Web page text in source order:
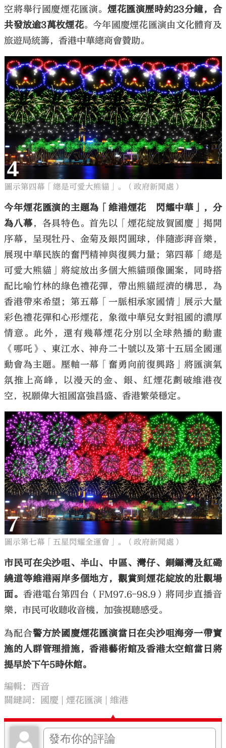
空將舉行國慶煙花匯演。 煙花匯演歷時約23分鐘，合
共發放逾3萬枚煙花。今年國慶煙花匯演由文化體育及
旅遊局統籌，香港中華總商會贊助。
圖示第四幕「總是可愛大熊貓」。（政府新聞處）
今年煙花匯演的主題為「維港煙花 閃耀中華」，分
為八幕，各具特色。首先以「煙花綻放賀國慶」揭開
序幕，呈現牡丹、金菊及銀閃圓球，伴隨澎湃音樂，
展現中華民族的奮鬥精神與復興力量；第四幕「總是
可愛大熊貓」將綻放出多個大熊貓頭像圖案，同時搭
配比喻竹林的綠色禮花彈，帶出熊貓經濟的構思，為
香港帶來希望；第五幕「一脈相承家國情」展示大量
彩色禮花彈和心形煙花，象徵中華兒女對祖國的濃厚
情意。此外，還有幾幕煙花分別以全球熱播的動畫
《哪吒》、東江水、神舟二十號以及第十五屆全國運
動會為主題。壓軸一幕「奮勇向前復興路」將匯演氣
氛推上高峰，以漫天的金、銀、紅煙花劃破維港夜
空，祝願偉大祖國富強昌盛、香港繁榮穩定。
圖示第七幕「五星閃耀全運會」。（政府新聞處）
市民可在尖沙咀、半山、中區、灣仔、銅鑼灣及紅磡
繞道等維港兩岸多個地方，觀賞到煙花綻放的壯觀場
面。 香港電台第四台（FM97.6-98.9）將同步直播音
樂，市民可收聽收音機，加強視聽感受。
為配合警方於國慶煙花匯演當日在尖沙咀海旁一帶實
施的人群管理措施，香港藝術館及香港太空館當日將
提早於下午5時休館。
編輯：西音
關鍵詞：
國慶 煙花匯演 維港